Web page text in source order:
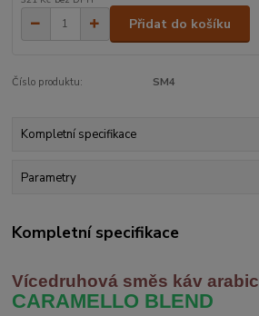
Přidat do košíku
Číslo produktu: SM4
Kompletní specifikace
Parametry
Kompletní specifikace
Vícedruhová směs káv arabic
CARAMELLO BLEND